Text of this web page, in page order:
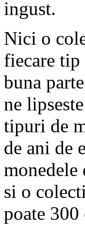
ingust.
Nici o
fiecare
buna
ne
tipuri de
de ani de
si o
poate 300